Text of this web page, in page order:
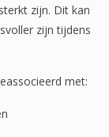
zijn. Dit kan
zijn tijdens
met: